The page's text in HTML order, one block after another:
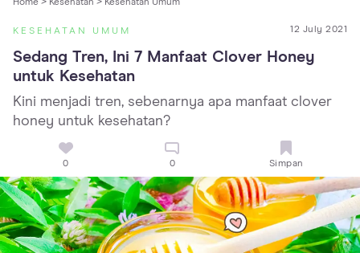
Home > Kesehatan > Kesehatan Umum
KESEHATAN UMUM 12 July 2021
Sedang Tren, Ini 7 Manfaat Clover Honey
untuk Kesehatan
Kini menjadi tren, sebenarnya apa manfaat clover
honey untuk kesehatan?
0 0 Simpan